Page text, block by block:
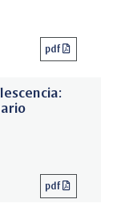
pdf
pdf